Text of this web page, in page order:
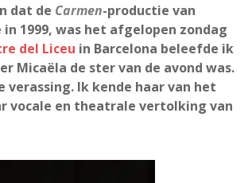
dat de Carmen-productie van
1999, was het afgelopen zondag
del Liceu in Barcelona beleefde ik
Micaëla de ster van de avond was.
Ik kende haar van het
vocale en theatrale vertolking van